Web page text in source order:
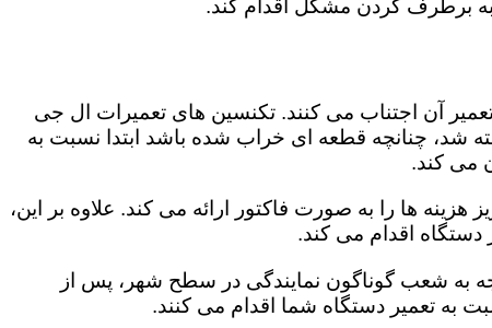
به برطرف کردن مشکل اقدام کند.
آن اجتناب می کنند. تکنسین های تعمیرات ال جی
شد، چنانچه قطعه ای خراب شده باشد ابتدا نسبت به
می کند.
ها را به صورت فاکتور ارائه می کند. علاوه بر این،
دستگاه اقدام می کند.
به شعب گوناگون نمایندگی در سطح شهر، پس از
به تعمیر دستگاه شما اقدام می کنند.